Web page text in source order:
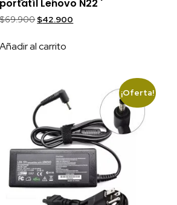
portatíl Lenovo N22
$69.900 $42.900
Añadir al carrito
¡Oferta!